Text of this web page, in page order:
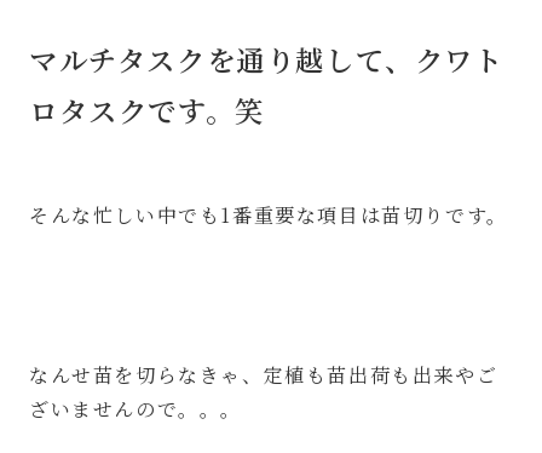
マルチタスクを通り越して、クワト
ロタスクです。笑
そんな忙しい中でも1番重要な項目は苗切りです。
なんせ苗を切らなきゃ、定植も苗出荷も出来やご
ざいませんので。。。